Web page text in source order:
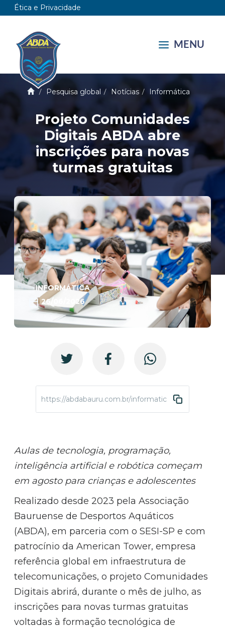
Ética e Privacidade
MENU
Pesquisa global Notícias Informática
Projeto Comunidades
Digitais ABDA abre
inscrições para novas
turmas gratuitas
INFORMÁTICA
26/06/2026
https://abdabauru.com.br/informatica-vagas-
Aulas de tecnologia, programação,
inteligência artificial e robótica começam
em agosto para crianças e adolescentes
Realizado desde 2023 pela Associação
Bauruense de Desportos Aquáticos
(ABDA), em parceria com o SESI-SP e com
patrocínio da American Tower, empresa
referência global em infraestrutura de
telecomunicações, o projeto Comunidades
Digitais abrirá, durante o mês de julho, as
inscrições para novas turmas gratuitas
voltadas à formação tecnológica de